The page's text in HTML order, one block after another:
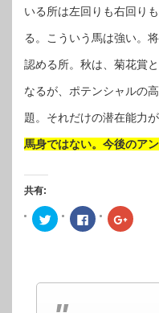
いる所は左回りも右回り
る。こういう馬は強い。
認める所。秋は、菊花賞
なるが、ポテンシャルの
題。それだけの潜在能力が
馬身ではない。今後のア
共有:
ク
リ
で
有
Facebook
で
は
ク
リ
で